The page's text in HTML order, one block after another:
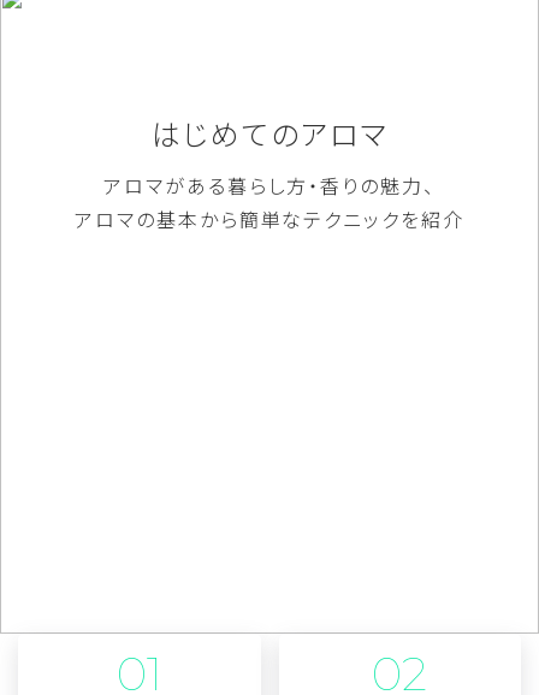
はじめてのアロマ
アロマがある暮らし方・香りの魅力、
アロマの基本から簡単なテクニックを紹介
01 02